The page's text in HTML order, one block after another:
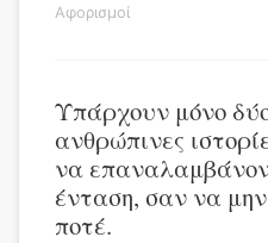
Αφορισμοί
Υπάρχουν μόνο
ανθρώπινες
να
ένταση, σαν να
ποτέ.